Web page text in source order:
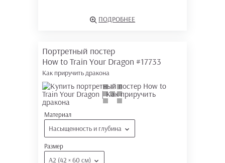
ПОДРОБНЕЕ
Портретный постер
How to Train Your Dragon #17733
Как приручить дракона
Материал
Насыщенность и глубина
Размер
А2 (42 × 60 см)